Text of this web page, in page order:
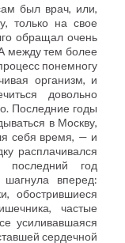
был врач, или,
только на свое
обращал очень
между тем более
понемногу
организм, и
довольно
Последние годы
в Москву,
себя время, — и
расплачивался
последний год
вперед:
обострившиеся
частые
усиливавшаяся
сердечной